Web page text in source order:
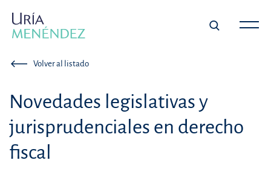
Volver al listado
Novedades legislativas y
jurisprudenciales en derecho
fiscal